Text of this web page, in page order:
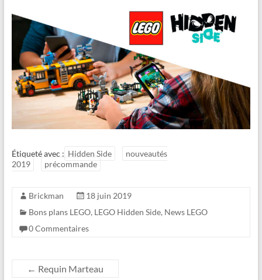
Étiqueté avec : Hidden Side
nouveautés
2019
précommande
Brickman
18 juin 2019
Bons plans LEGO, LEGO Hidden Side, News LEGO
0 Commentaires
← Requin Marteau